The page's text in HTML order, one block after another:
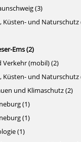
(3)
Küsten- und Naturschutz
Ems (2)
(mobil) (2)
Küsten- und Naturschutz
und Klimaschutz (2)
(1)
(1)
(1)